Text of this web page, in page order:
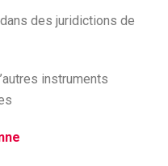
des juridictions de
instruments